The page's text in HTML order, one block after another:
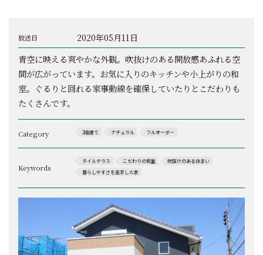
放送日
2020年05月11日
青空に映える爽やかな外観。吹抜けのある開放感あふれる空
間が広がっています。お気に入りのキッチンや小上がりの和
室。ぐるりと回れる家事動線を確保していたりとこだわりも
たくさんです。
Category 2階建て ナチュラル フルオーダー
Keywords
タイルテラス こだわりの和室
吹抜けのある住まい
暮らしやすさを追求した家